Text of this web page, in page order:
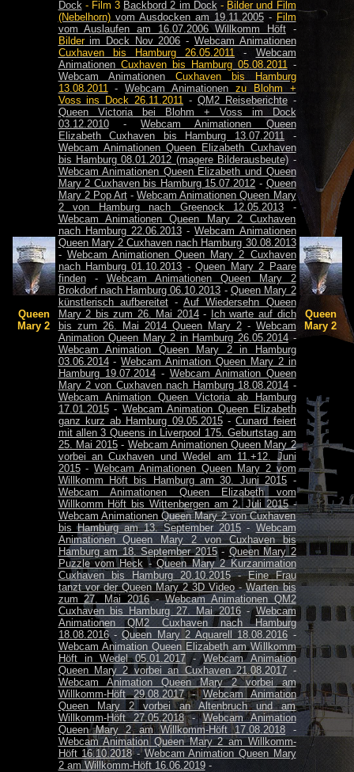
Queen
Mary 2
Dock- Film 3 Backbord 2 im Dock- Bilder und Film
(Nebelhorn) vom Ausdocken am 19.11.2005- Film
vom Auslaufen am 16.07.2006 Willkomm Höft-
Bilderim Dock Nov 2006 - Webcam Animationen
Cuxhaven bis Hamburg
26.05.2011 - Webcam
Animationen Cuxhaven bis Hamburg 05.08.2011-
Webcam Animationen Cuxhaven bis Hamburg
13.08.2011-Webcam Animationen zu Blohm +
Voss ins Dock 26.11.2011 - QM2 Reiseberichte-
Queen Victoria bei Blohm + Voss im Dock
03.12.2010- Webcam Animationen Queen
Elizabeth Cuxhaven bis Hamburg 13.07.2011
-
Webcam Animationen Queen Elizabeth Cuxhaven
bis Hamburg 08.01.2012 (magere Bilderausbeute) -
Webcam Animationen Queen Elizabeth und Queen
Mary 2 Cuxhaven bis Hamburg 15.07.2012 - Queen
Mary 2 Pop Art-Webcam Animationen Queen Mary
2 von Hamburg nach Greenock 12.05.2013 -
Webcam Animationen Queen Mary 2 Cuxhaven
nach Hamburg 22.06.2013-Webcam Animationen
Queen Mary 2 Cuxhaven nach Hamburg 30.08.2013
- Webcam Animationen Queen Mary 2 Cuxhaven
nach Hamburg 01.10.2013 -Queen Mary 2 Paare
finden- Webcam Animationen Queen Mary 2
Brokdorf nach Hamburg 06.10.2013 - Queen Mary 2
künstlerisch aufbereitet-Auf Wiedersehn Queen
Mary 2 bis zum 26. Mai 2014-
Ich warte auf dich
bis zum 26. Mai 2014 Queen Mary 2- Webcam
Animation Queen Mary 2 in Hamburg 26.05.2014-
Webcam Animation Queen Mary 2 in Hamburg
03.06.2014-Webcam Animation Queen Mary 2 in
Hamburg 19.07.2014- Webcam Animation Queen
Mary 2 von Cuxhaven nach Hamburg 18.08.2014 -
Webcam Animation Queen Victoria ab Hamburg
17.01.2015- Webcam Animation Queen Elizabeth
ganz kurz ab Hamburg 09.05.2015-Cunard feiert
mit allen 3 Queens in Liverpool 175. Geburtstag am
25. Mai 2015 - Webcam Animationen Queen Mary 2
vorbei an Cuxhaven und Wedel am 11.+12. Juni
2015-Webcam Animationen Queen Mary 2 vom
Willkomm Höft bis Hamburg am 30. Juni 2015 -
Webcam Animationen Queen Elizabeth vom
Willkomm Höft bis Wittenbergen am 2. Juli 2015-
Webcam Animationen Queen Mary 2 von Cuxhaven
bis Hamburg am 13. September 2015 - Webcam
Animationen Queen Mary 2 von Cuxhaven bis
Hamburg am 18. September 2015- Queen Mary 2
Puzzle vom Heck -Queen Mary 2 Kurzanimation
Cuxhaven bis Hamburg 20.10.2015-Eine Frau
tanzt vor der Queen Mary 2 3D Video-Warten bis
zum 27. Mai 2016-Webcam Animationen QM2
Cuxhaven bis Hamburg 27. Mai 2016-Webcam
Animationen QM2 Cuxhaven nach Hamburg
18.08.2016-Queen Mary 2 Aquarell 18.08.2016 -
Webcam Animation Queen Elizabeth am Willkomm
Höft in Wedel 05.01.2017 -Webcam Animation
Queen Mary 2 vorbei an Cuxhaven 21.08.2017 -
Webcam Animation Queen Mary 2 vorbei am
Willkomm-Höft 29.08.2017-Webcam Animation
Queen Mary 2 vorbei an Altenbruch und am
Willkomm-Höft 27.05.2018-Webcam Animation
Queen Mary 2 am Willkomm-Höft 17.08.2018 -
Webcam Animation Queen Mary 2 am Willkomm-
Höft 16.10.2018-Webcam Animation Queen Mary
2 am Willkomm-Höft 16.06.2019-
Queen
Mary 2